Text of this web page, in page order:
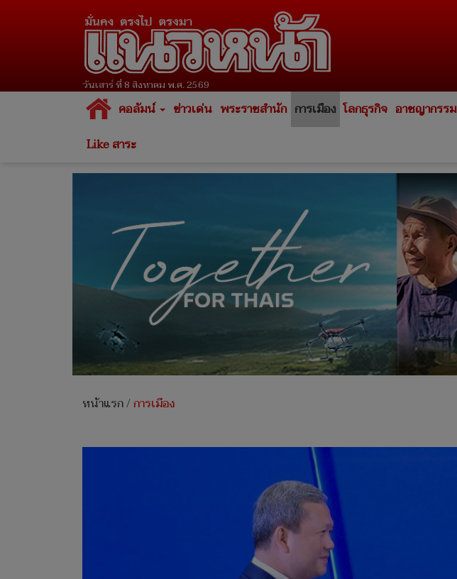
วันเสาร์ ที่ 8 สิงหาคม พ.ศ. 2569
คอลัมน์ ข่าวเด่น พระราชสำนัก การเมือง โลกธุรกิจ อาชญากรรม
Like สาระ
หน้าแรก/การเมือง